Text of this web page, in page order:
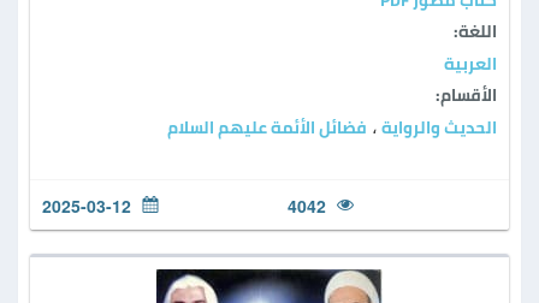
اللغة:
العربية
الأقسام:
الحديث والرواية ، فضائل الأئمة عليهم السلام
4042
2025-03-12